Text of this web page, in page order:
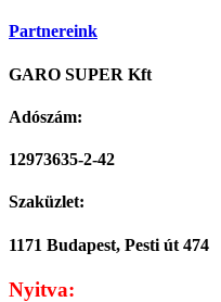
Partnereink
GARO SUPER Kft
Adószám:
12973635-2-42
Szaküzlet:
1171 Budapest, Pesti út 474
Nyitva: